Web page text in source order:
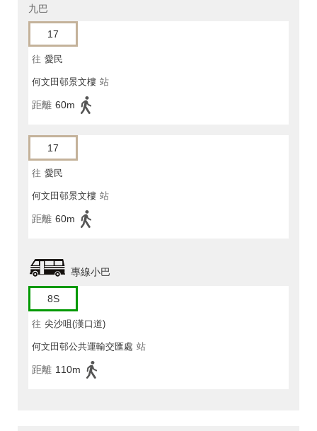
九巴
17
往 愛民
何文田邨景文樓 站
距離 60m
17
往 愛民
何文田邨景文樓 站
距離 60m
專線小巴
8S
往 尖沙咀(漢口道)
何文田邨公共運輸交匯處 站
距離 110m